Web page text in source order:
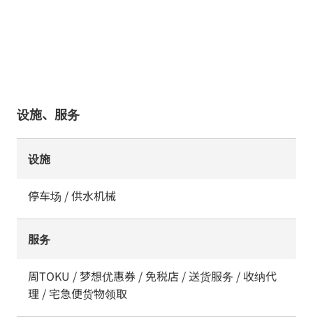
设施、服务
设施
停车场 / 供水机械
服务
周TOKU / 梦想优惠券 / 免税店 / 送货服务 / 收纳代
理 / 宅急便货物领取